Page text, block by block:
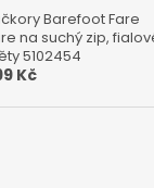
Barefoot Fare
na suchý zip,
5102454
Kč